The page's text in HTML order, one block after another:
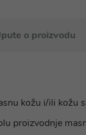
o proizvodu
kožu i/ili kožu
proizvodnje